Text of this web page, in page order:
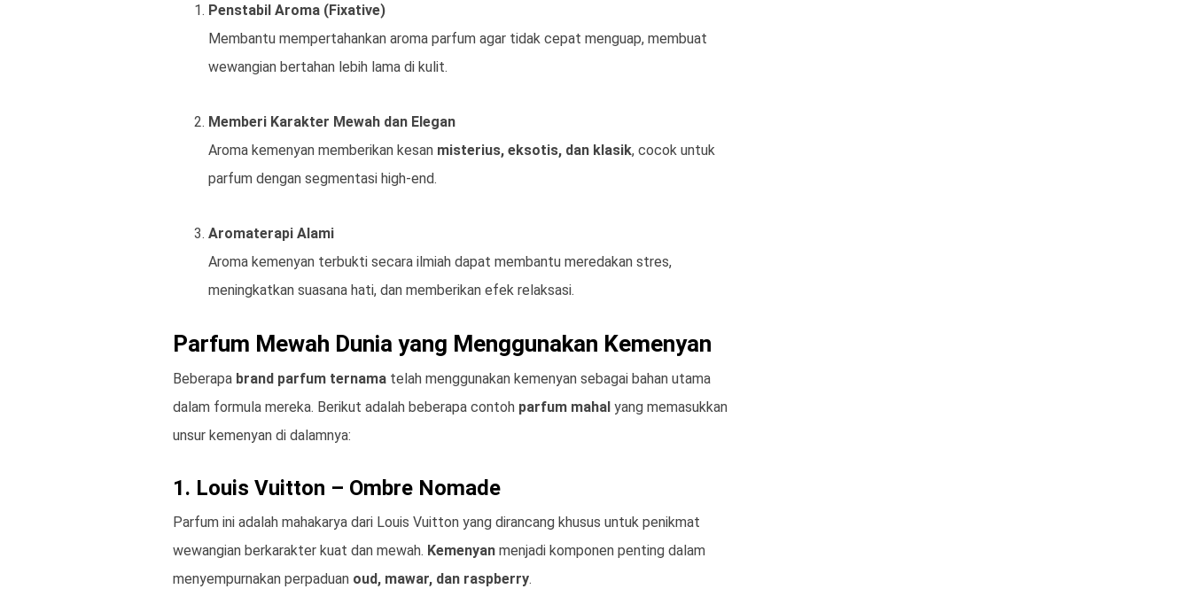
Penstabil Aroma (Fixative)
Membantu mempertahankan aroma parfum agar tidak cepat menguap, membuat
wewangian bertahan lebih lama di kulit.
Memberi Karakter Mewah dan Elegan
Aroma kemenyan memberikan kesan misterius, eksotis, dan klasik, cocok untuk
parfum dengan segmentasi high-end.
Aromaterapi Alami
Aroma kemenyan terbukti secara ilmiah dapat membantu meredakan stres,
meningkatkan suasana hati, dan memberikan efek relaksasi.
Parfum Mewah Dunia yang Menggunakan Kemenyan
Beberapa brand parfum ternama telah menggunakan kemenyan sebagai bahan utama
dalam formula mereka. Berikut adalah beberapa contoh parfum mahal yang memasukkan
unsur kemenyan di dalamnya:
1. Louis Vuitton – Ombre Nomade
Parfum ini adalah mahakarya dari Louis Vuitton yang dirancang khusus untuk penikmat
wewangian berkarakter kuat dan mewah. Kemenyan menjadi komponen penting dalam
menyempurnakan perpaduan oud, mawar, dan raspberry.